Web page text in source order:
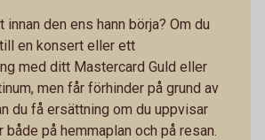
den ens hann börja? Om du
en konsert eller ett
med ditt Mastercard Guld eller
men får förhinder på grund av
du få ersättning om du uppvisar
både på hemmaplan och på resan.